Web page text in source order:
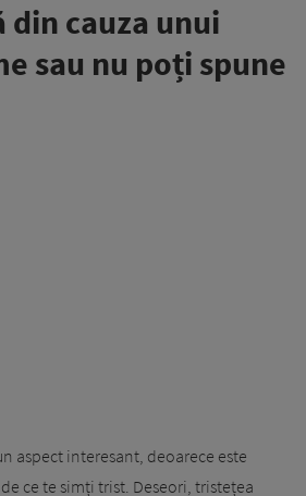
din cauza unui
sau nu poți spune
aspect interesant, deoarece este
ce te simți trist. Deseori, tristețea